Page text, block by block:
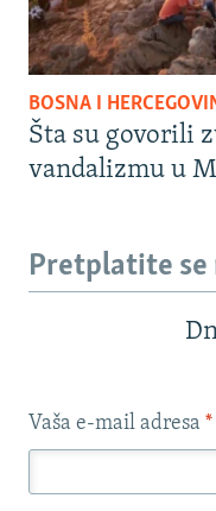
BOSNA I
Šta su govorili
vandalizmu u
Pretplatite se
Vaša e-mail adresa *